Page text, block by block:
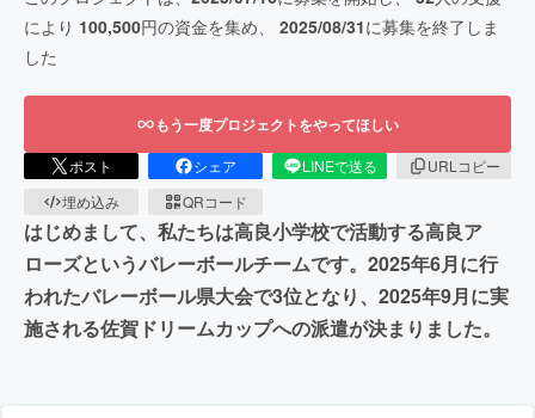
により 100,500円の資金を集め、 2025/08/31に募集を終了しま
した
もう一度プロジェクトをやってほしい
ポスト シェア LINEで送る
URLコピー
埋め込み
QRコード
はじめまして、私たちは高良小学校で活動する高良ア
ローズというバレーボールチームです。2025年6月に行
われたバレーボール県大会で3位となり、2025年9月に実
施される佐賀ドリームカップへの派遣が決まりました。